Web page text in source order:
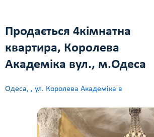
Продається 4кімнатна
квартира, Королева
Академіка вул., м.Одеса
Одеса, , ул. Королева Академіка в